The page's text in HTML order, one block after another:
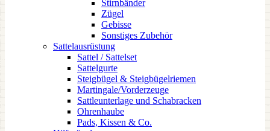
Stirnbänder
Zügel
Gebisse
Sonstiges Zubehör
Sattelausrüstung
Sattel / Sattelset
Sattelgurte
Steigbügel & Steigbügelriemen
Martingale/Vorderzeuge
Sattleunterlage und Schabracken
Ohrenhaube
Pads, Kissen & Co.